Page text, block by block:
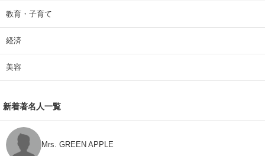
教育・子育て
経済
美容
新着著名人一覧
Mrs. GREEN APPLE